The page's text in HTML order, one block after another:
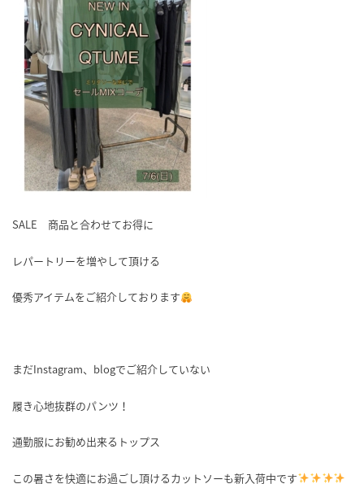
SALE 商品と合わせてお得に
レパートリーを増やして頂ける
優秀アイテムをご紹介しております
まだInstagram、blogでご紹介していない
履き心地抜群のパンツ！
通勤服にお勧め出来るトップス
この暑さを快適にお過ごし頂けるカットソーも新入荷中です